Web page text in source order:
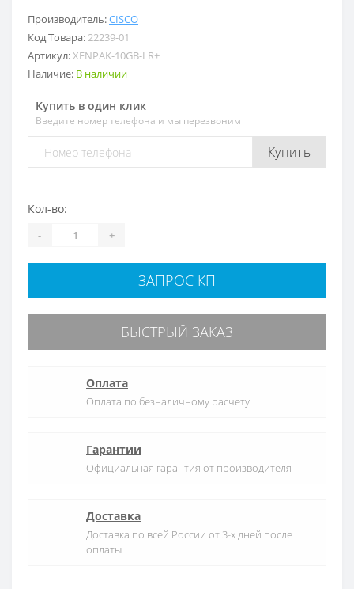
Производитель:CISCO
Код Товара:22239-01
Артикул:XENPAK-10GB-LR+
Наличие: В наличии
Купить в один клик
Введите номер телефона и мы перезвоним
Купить
Кол-во:
- +
ЗАПРОС КП
БЫСТРЫЙ ЗАКАЗ
Оплата
Оплата по безналичному расчету
Гарантии
Официальная гарантия от производителя
Доставка
Доставка по всей России от 3-х дней после
оплаты